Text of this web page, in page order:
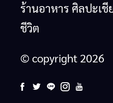
ร้านอาหาร ศิลปะเ
ชีวิต
© copyright 2026